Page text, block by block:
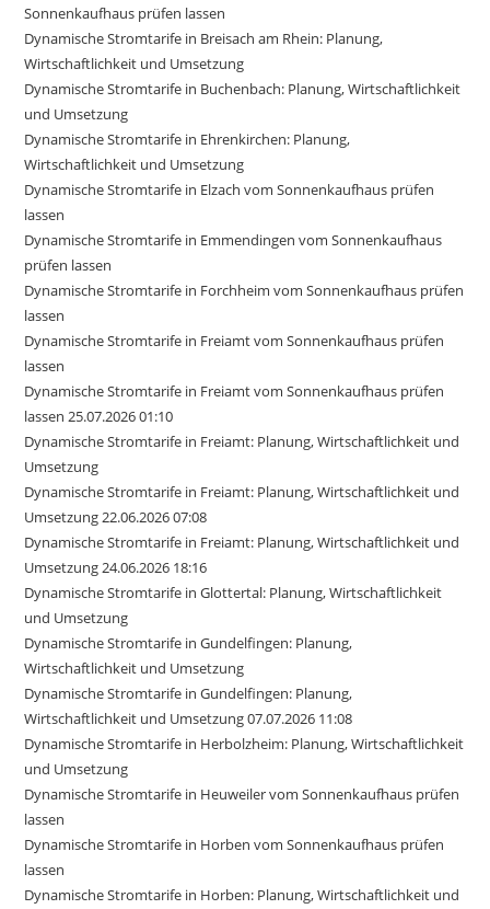
Sonnenkaufhaus prüfen lassen
Dynamische Stromtarife in Breisach am Rhein: Planung,
Wirtschaftlichkeit und Umsetzung
Dynamische Stromtarife in Buchenbach: Planung, Wirtschaftlichkeit
und Umsetzung
Dynamische Stromtarife in Ehrenkirchen: Planung,
Wirtschaftlichkeit und Umsetzung
Dynamische Stromtarife in Elzach vom Sonnenkaufhaus prüfen
lassen
Dynamische Stromtarife in Emmendingen vom Sonnenkaufhaus
prüfen lassen
Dynamische Stromtarife in Forchheim vom Sonnenkaufhaus prüfen
lassen
Dynamische Stromtarife in Freiamt vom Sonnenkaufhaus prüfen
lassen
Dynamische Stromtarife in Freiamt vom Sonnenkaufhaus prüfen
lassen 25.07.2026 01:10
Dynamische Stromtarife in Freiamt: Planung, Wirtschaftlichkeit und
Umsetzung
Dynamische Stromtarife in Freiamt: Planung, Wirtschaftlichkeit und
Umsetzung 22.06.2026 07:08
Dynamische Stromtarife in Freiamt: Planung, Wirtschaftlichkeit und
Umsetzung 24.06.2026 18:16
Dynamische Stromtarife in Glottertal: Planung, Wirtschaftlichkeit
und Umsetzung
Dynamische Stromtarife in Gundelfingen: Planung,
Wirtschaftlichkeit und Umsetzung
Dynamische Stromtarife in Gundelfingen: Planung,
Wirtschaftlichkeit und Umsetzung 07.07.2026 11:08
Dynamische Stromtarife in Herbolzheim: Planung, Wirtschaftlichkeit
und Umsetzung
Dynamische Stromtarife in Heuweiler vom Sonnenkaufhaus prüfen
lassen
Dynamische Stromtarife in Horben vom Sonnenkaufhaus prüfen
lassen
Dynamische Stromtarife in Horben: Planung, Wirtschaftlichkeit und